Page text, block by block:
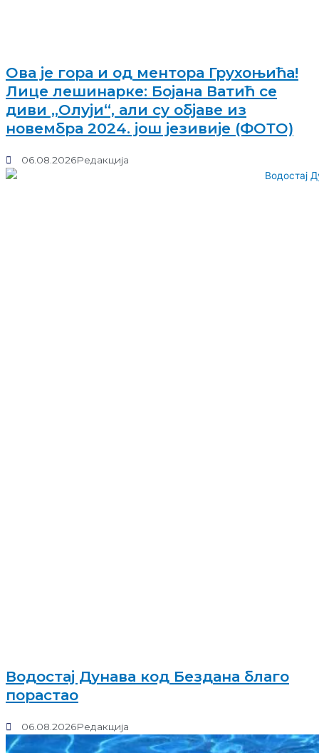
Ова је гора и од ментора Грухоњића!
Лице лешинарке: Бојана Ватић се
диви „Олуји“, али су објаве из
новембра 2024. још језивије (ФОТО)
06.08.2026Редакција
Водостај Дунава код Бездана благо
порастао
06.08.2026Редакција